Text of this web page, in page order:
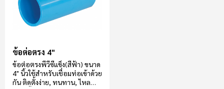
ข้อต่อตรง 4"
ข้อต่อตรงพีวีซีแข็ง(สีฟ้า) ขนาด
4" นิ้วใช้สำหรับเชื่อมท่อเข้าด้วย
กัน ติดตั้งง่าย, ทนทาน, ไหล